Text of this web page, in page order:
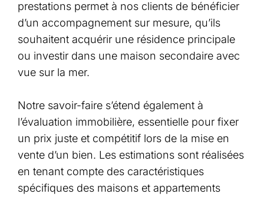
prestations permet à nos clients de bénéficier
d’un accompagnement sur mesure, qu’ils
souhaitent acquérir une résidence principale
ou investir dans une maison secondaire avec
vue sur la mer.
Notre savoir-faire s’étend également à
l’évaluation immobilière, essentielle pour fixer
un prix juste et compétitif lors de la mise en
vente d’un bien. Les estimations sont réalisées
en tenant compte des caractéristiques
spécifiques des maisons et appartements